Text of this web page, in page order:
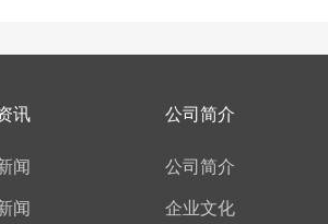
讯
闻
闻
公司简介
公司简介
企业文化